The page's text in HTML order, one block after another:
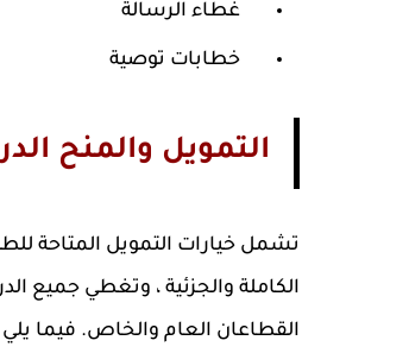
غطاء الرسالة
خطابات توصية
التمويل والمنح
تشمل خيارات التمويل المتاحة
الكاملة والجزئية ، وتغطي جميع
القطاعان العام والخاص. فيما يلي